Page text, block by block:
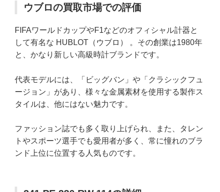
ウブロの買取市場での評価
FIFAワールドカップやF1などのオフィシャル計器と
して有名な HUBLOT（ウブロ） 。その創業は1980年
と、かなり新しい高級時計ブランドです。
代表モデルには、「ビッグバン」や「クラシックフュ
ージョン」があり、様々な金属素材を使用する製作ス
タイルは、他にはない魅力です。
ファッション誌でも多く取り上げられ、また、タレン
トやスポーツ選手でも愛用者が多く、常に憧れのブラ
ンド上位に位置する人気ものです。